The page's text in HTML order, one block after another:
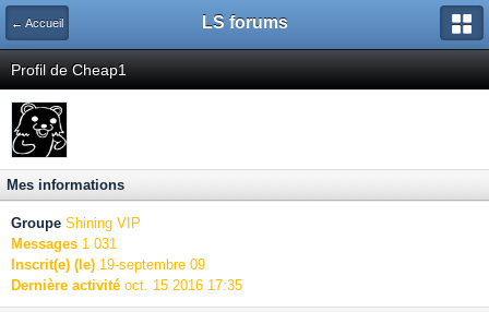
← Accueil LS forums
Profil de Cheap1
Mes informations
Groupe Shining VIP
Messages 1 031
Inscrit(e) (le) 19-septembre 09
Dernière activité oct. 15 2016 17:35